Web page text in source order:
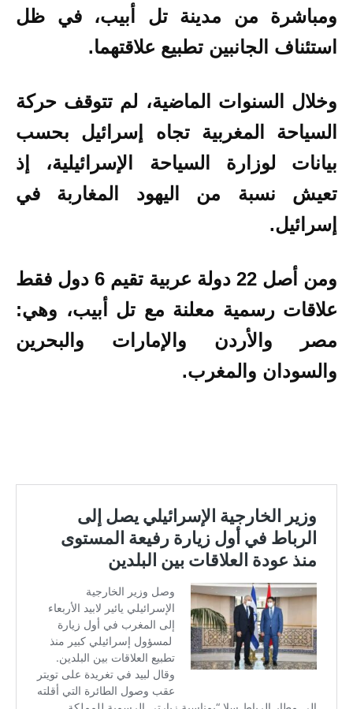
ومباشرة من مدينة تل أبيب، في ظل
استئناف الجانبين تطبيع علاقتهما.
وخلال السنوات الماضية، لم تتوقف حركة
السياحة المغربية تجاه إسرائيل بحسب
بيانات لوزارة السياحة الإسرائيلية، إذ
تعيش نسبة من اليهود المغاربة في
إسرائيل.
ومن أصل 22 دولة عربية تقيم 6 دول فقط
علاقات رسمية معلنة مع تل أبيب، وهي:
مصر والأردن والإمارات والبحرين
والسودان والمغرب.